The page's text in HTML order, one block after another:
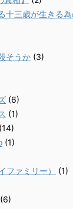
十三歳が生きる
そうか (3)
(6)
(1)
(14)
(1)
ファミリー）
(1)
(6)